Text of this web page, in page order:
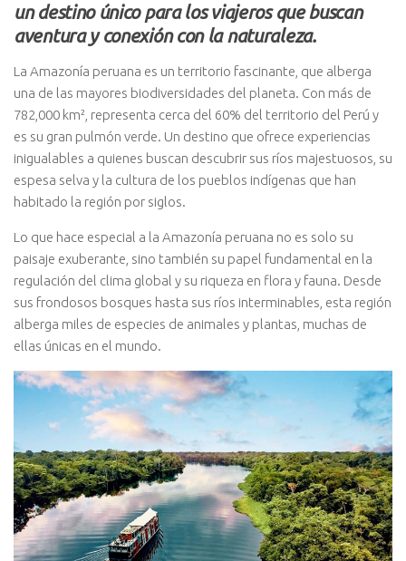
un destino único para los viajeros que buscan
aventura y conexión con la naturaleza.
La Amazonía peruana es un territorio fascinante, que alberga
una de las mayores biodiversidades del planeta. Con más de
782,000 km², representa cerca del 60% del territorio del Perú y
es su gran pulmón verde. Un destino que ofrece experiencias
inigualables a quienes buscan descubrir sus ríos majestuosos, su
espesa selva y la cultura de los pueblos indígenas que han
habitado la región por siglos.
Lo que hace especial a la Amazonía peruana no es solo su
paisaje exuberante, sino también su papel fundamental en la
regulación del clima global y su riqueza en flora y fauna. Desde
sus frondosos bosques hasta sus ríos interminables, esta región
alberga miles de especies de animales y plantas, muchas de
ellas únicas en el mundo.